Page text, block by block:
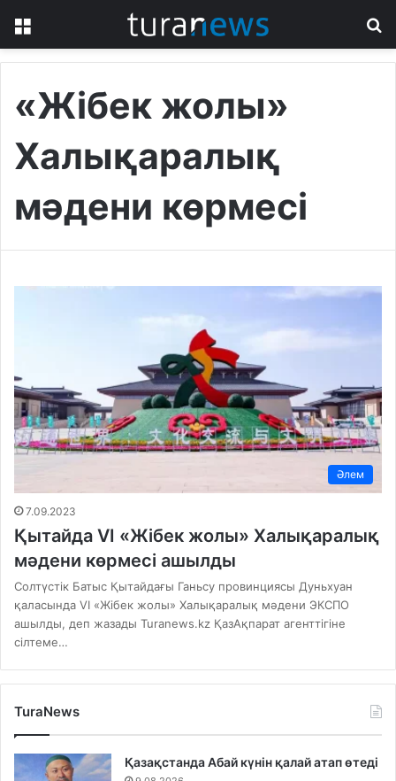
«Жібек жолы»
Халықаралық
мәдени көрмесі
Әлем
7.09.2023
Қытайда VI «Жібек жолы» Халықаралық
мәдени көрмесі ашылды
Солтүстік Батыс Қытайдағы Ганьсу провинциясы Дуньхуан
қаласында VI «Жібек жолы» Халықаралық мәдени ЭКСПО
ашылды, деп жазады Turanews.kz ҚазАқпарат агенттігіне
сілтеме…
TuraNews
Қазақстанда Абай күнін қалай атап өтеді